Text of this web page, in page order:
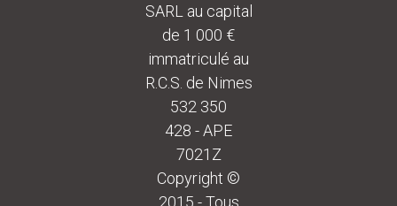
SARL au capital
de 1 000 €
immatriculé au
R.C.S. de Nimes
532 350
428 - APE
7021Z
Copyright ©